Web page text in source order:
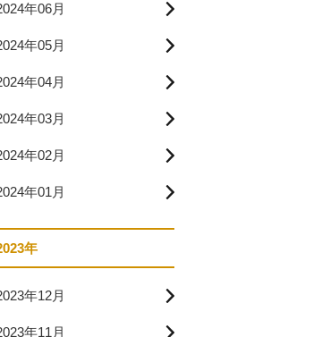
年06月
年05月
年04月
年03月
年02月
年01月
年
年12月
年11月